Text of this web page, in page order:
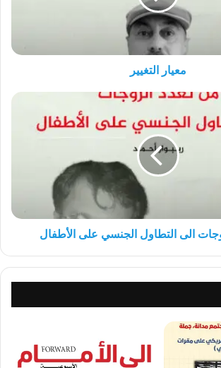
معيار التغيير
الى التطاول الجنسي على الأطفال